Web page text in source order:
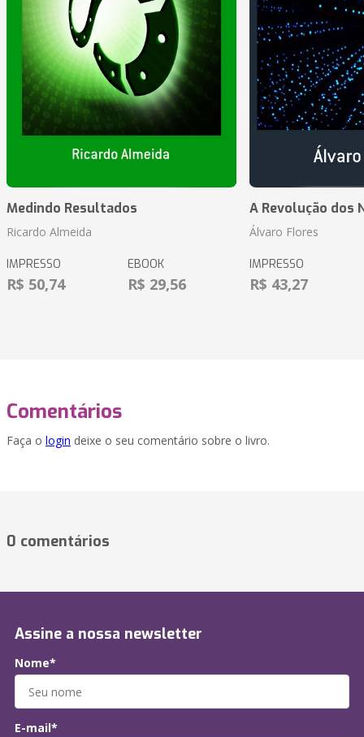
Medindo Resultados
Ricardo Almeida
IMPRESSO
R$ 50,74
EBOOK
R$ 29,56
A Revolução dos
Álvaro Flores
IMPRESSO
R$ 43,27
Comentários
Faça o login deixe o seu comentário sobre o livro.
0 comentários
Assine a nossa newsletter
Nome*
E-mail*